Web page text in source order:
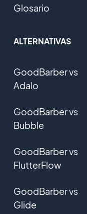
Glosario
ALTERNATIVAS
GoodBarber vs
Adalo
GoodBarber vs
Bubble
GoodBarber vs
FlutterFlow
GoodBarber vs
Glide